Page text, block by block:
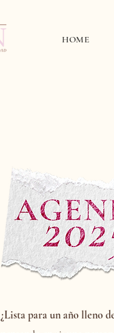
HOME
2025-
¿Lista para un año lleno